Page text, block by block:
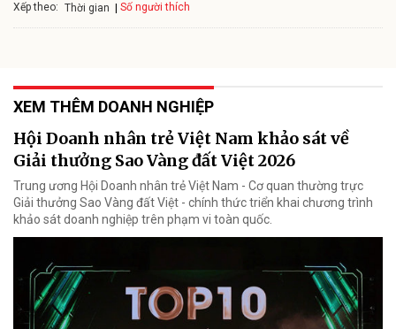
Xếp theo: Thời gian Số người thích
XEM THÊM DOANH NGHIỆP
Hội Doanh nhân trẻ Việt Nam khảo sát về
Giải thưởng Sao Vàng đất Việt 2026
Trung ương Hội Doanh nhân trẻ Việt Nam - Cơ quan thường trực
Giải thưởng Sao Vàng đất Việt - chính thức triển khai chương trình
khảo sát doanh nghiệp trên phạm vi toàn quốc.